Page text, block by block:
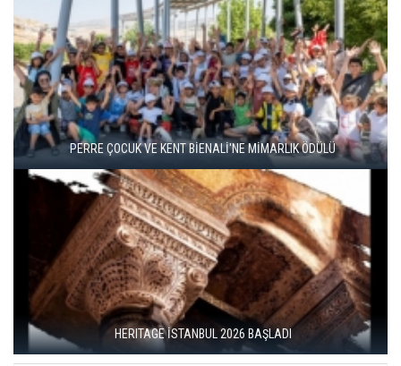
ENKA SANAT'TAN KÜLTÜREL SÜREKLİLİK HAMLESİ
AYAR ÖDÜLLERİ KADIKÖY’DE SAHİPLERİNİ BULDU